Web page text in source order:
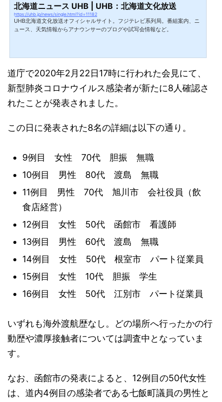
北海道ニュース UHB | UHB：北海道文化放送
https://uhb.jp/news/single.html?id=11182
UHB北海道文化放送オフィシャルサイト。フジテレビ系列局。番組案内、ニ
ュース、天気情報からアナウンサーのブログや試写会情報など。
道庁で2020年2月22日17時に行われた会見にて、
新型肺炎コロナウイルス感染者が新たに8人確認さ
れたことが発表されました。
この日に発表された8名の詳細は以下の通り。
9例目 女性 70代 胆振 無職
10例目 男性 80代 渡島 無職
11例目 男性 70代 旭川市 会社役員（飲
食店経営）
12例目 女性 50代 函館市 看護師
13例目 男性 60代 渡島 無職
14例目 女性 50代 根室市 パート従業員
15例目 女性 10代 胆振 学生
16例目 女性 50代 江別市 パート従業員
いずれも海外渡航歴なし。どの場所へ行ったかの行
動歴や濃厚接触者については調査中となっていま
す。
なお、函館市の発表によると、12例目の50代女性
は、道内4例目の感染者である七飯町議員の男性と